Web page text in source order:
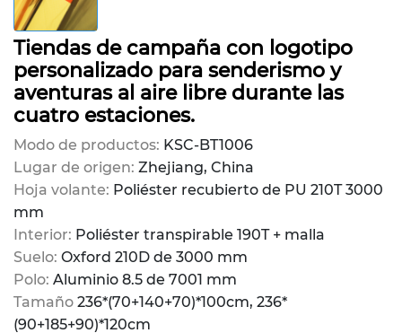
Tiendas de campaña con logotipo
personalizado para senderismo y
aventuras al aire libre durante las
cuatro estaciones.
Modo de productos: KSC-BT1006
Lugar de origen: Zhejiang, China
Hoja volante: Poliéster recubierto de PU 210T 3000
mm
Interior: Poliéster transpirable 190T + malla
Suelo: Oxford 210D de 3000 mm
Polo: Aluminio 8.5 de 7001 mm
Tamaño 236*(70+140+70)*100cm, 236*
(90+185+90)*120cm